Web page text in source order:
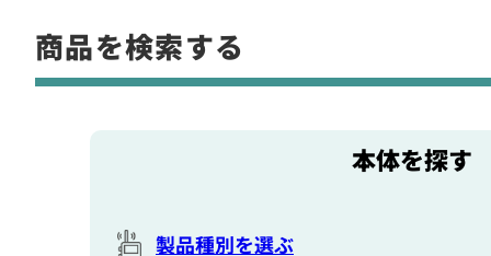
商品を検索する
本体を探す
製品種別を選ぶ